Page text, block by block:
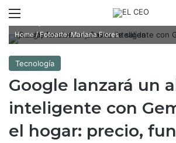
Home / Fotoarte: Mariana Flores
Tecnología
Google lanzará un
inteligente con
el hogar: precio,